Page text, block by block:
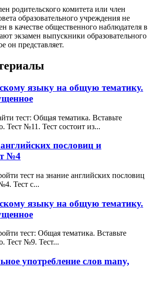
родительского комитета или член
образовательного учреждения не
в качестве общественного наблюдателя в
экзамен выпускники образовательного
он представляет.
языку на общую тематику.
тест: Общая тематика. Вставьте
Тест №11. Тест состоит из...
пословиц и
№4
тест на знание английских пословиц
Тест с...
языку на общую тематику.
тест: Общая тематика. Вставьте
Тест №9. Тест...
употребление слов many,